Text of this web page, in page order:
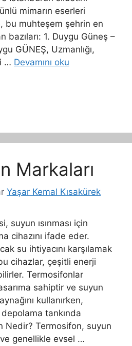
mimarın eserleri
bu muhteşem şehrin en
bazıları: 1. Duygu Güneş –
GÜNEŞ, Uzmanlığı,
… Devamını oku
Markaları
Yaşar Kemal Kısakürek
suyun ısınması için
cihazını ifade eder.
su ihtiyacını karşılamak
cihazlar, çeşitli enerji
Termosifonlar
sahiptir ve suyun
kullanırken,
tankında
Nedir? Termosifon, suyun
ve genellikle evsel …